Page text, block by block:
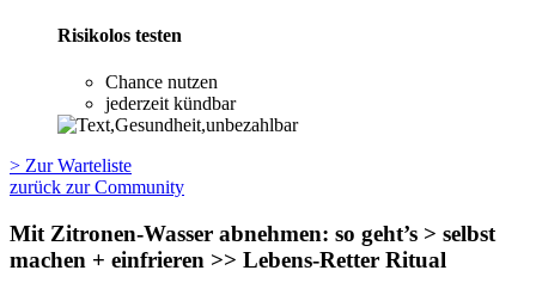
Risikolos testen
Chance nutzen
jederzeit kündbar
> Zur Warteliste
zurück zur Community
Mit Zitronen-Wasser abnehmen: so geht’s > selbst
machen + einfrieren >> Lebens-Retter Ritual